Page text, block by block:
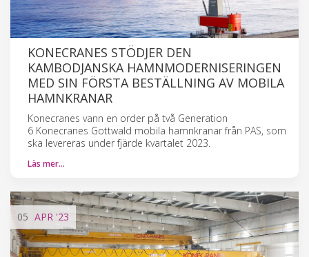
KONECRANES STÖDJER DEN
KAMBODJANSKA HAMNMODERNISERINGEN
MED SIN FÖRSTA BESTÄLLNING AV MOBILA
HAMNKRANAR
Konecranes vann en order på två Generation
6 Konecranes Gottwald mobila hamnkranar från PAS, som
ska levereras under fjärde kvartalet 2023.
Läs mer…
05 APR '23